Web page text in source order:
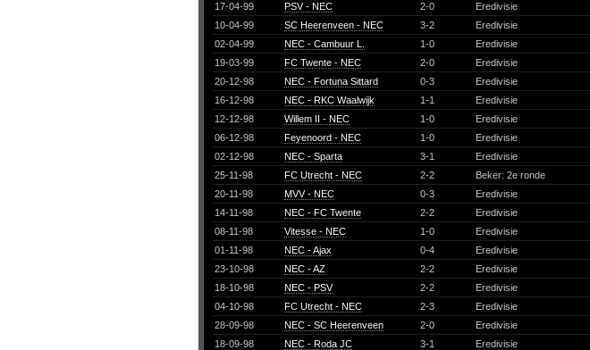
17-04-99
PSV - NEC 2-0
Eredivisie
10-04-99
SC Heerenveen - NEC 3-2
Eredivisie
02-04-99
NEC - Cambuur L. 1-0
Eredivisie
19-03-99
FC Twente - NEC 2-0
Eredivisie
20-12-98
NEC - Fortuna Sittard 0-3
Eredivisie
16-12-98
NEC - RKC Waalwijk 1-1
Eredivisie
12-12-98
Willem II - NEC 1-0
Eredivisie
06-12-98
Feyenoord - NEC 1-0
Eredivisie
02-12-98
NEC - Sparta 3-1
Eredivisie
25-11-98
FC Utrecht - NEC 2-2 Beker: 2e ronde
20-11-98
MVV - NEC 0-3
Eredivisie
14-11-98
NEC - FC Twente 2-2 Eredivisie
08-11-98
Vitesse - NEC 1-0
Eredivisie
01-11-98
NEC - Ajax 0-4
Eredivisie
23-10-98
NEC - AZ 2-2
Eredivisie
18-10-98
NEC - PSV 2-2
Eredivisie
04-10-98
FC Utrecht - NEC 2-3
Eredivisie
28-09-98
NEC - SC Heerenveen 2-0
Eredivisie
18-09-98
NEC - Roda JC 3-1
Eredivisie